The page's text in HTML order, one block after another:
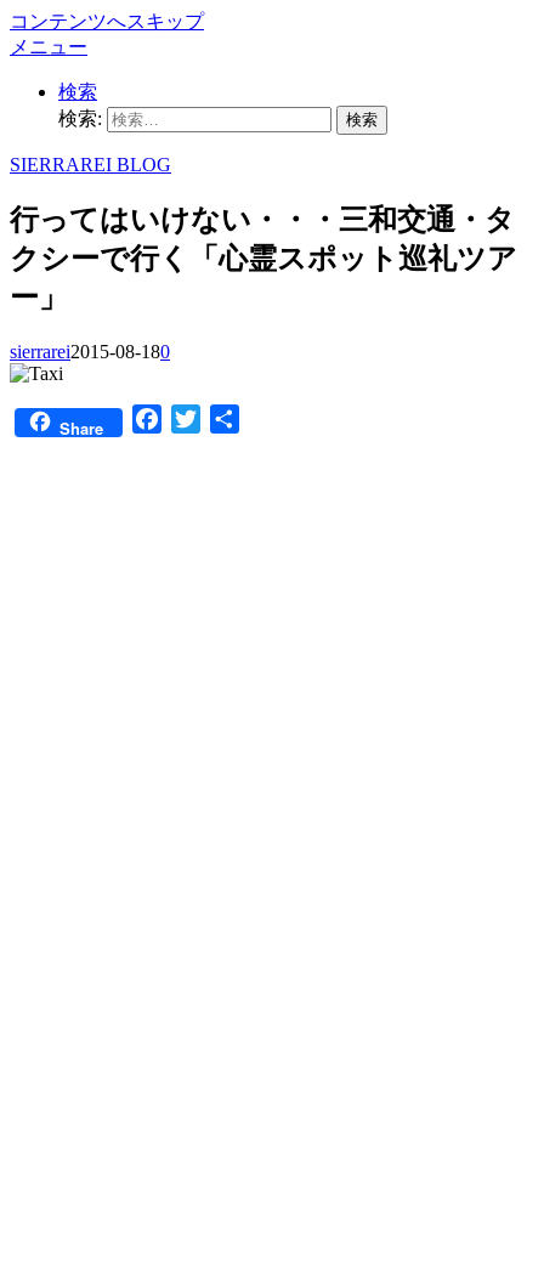
コンテンツへスキップ
メニュー
検索
検索:
SIERRAREI BLOG
行ってはいけない・・・三和交通・タ
クシーで行く「心霊スポット巡礼ツア
ー」
sierrarei2015-08-180
Share Facebook
Twitter